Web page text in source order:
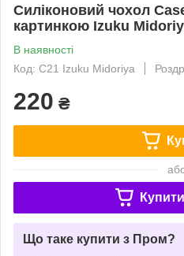
Силіконовий чохол
картинкою Izuku
В наявності
Код: C21 Izuku Midoriya
220 ₴
Що таке купити з Пром?